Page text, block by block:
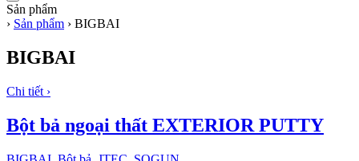
Sản phẩm
› Sản phẩm › BIGBAI
BIGBAI
Chi tiết ›
Bột bả ngoại thất EXTERIOR PUTTY